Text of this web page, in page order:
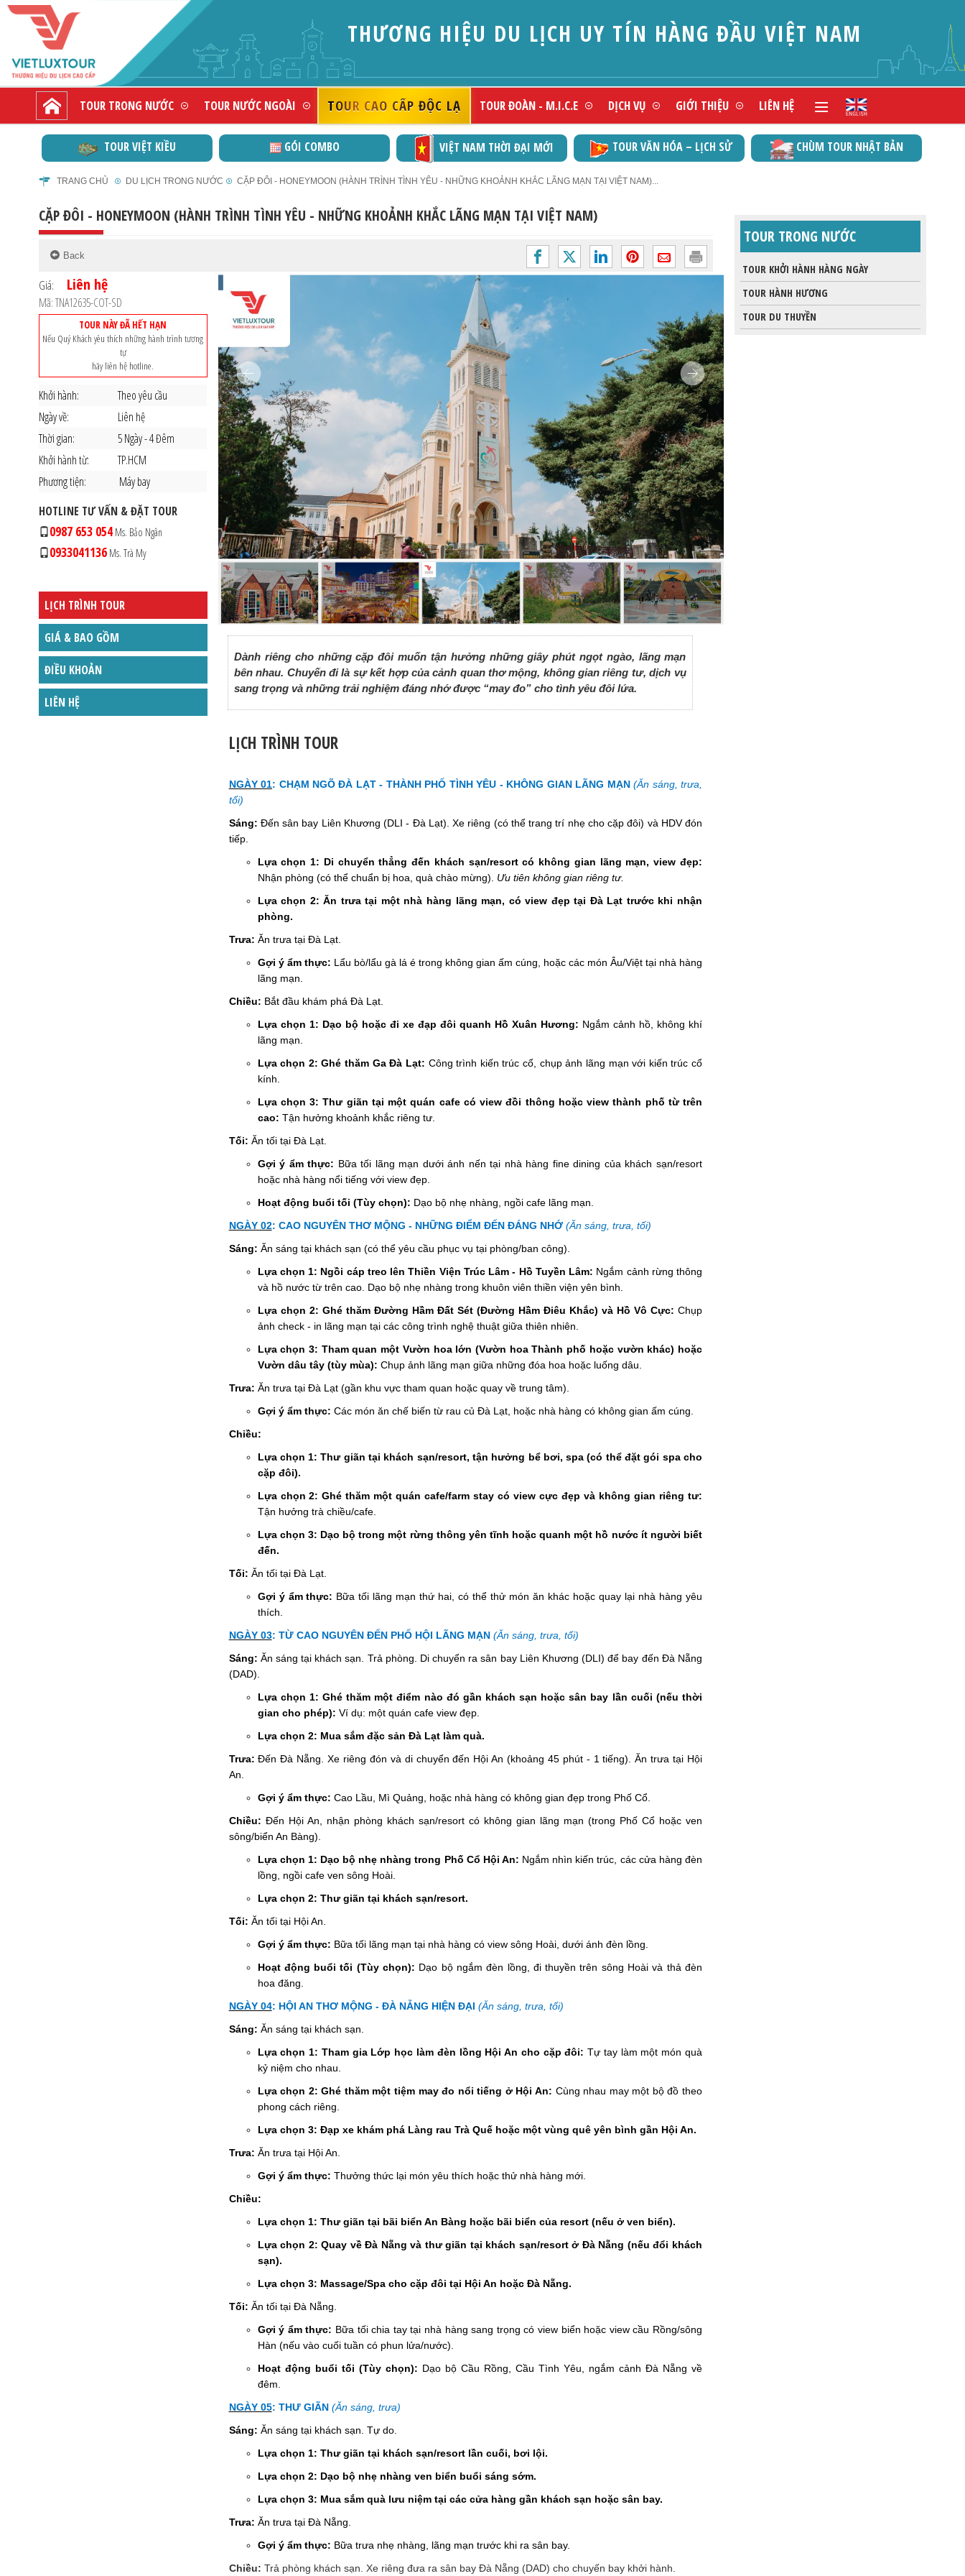
THƯƠNG HIỆU DU LỊCH UY TÍN HÀNG ĐẦU VIỆT NAM
TOUR TRONG NƯỚC TOUR NƯỚC NGOÀI TOUR CAO CẤP ĐỘC LẠ TOUR ĐOÀN - M.I.C.E DỊCH VỤ GIỚI THIỆU LIÊN HỆ
TOUR VIỆT KIỀU GÓI COMBO VIỆT NAM THỜI ĐẠI MỚI TOUR VĂN HÓA – LỊCH SỬ CHÙM TOUR NHẬT BẢN
TRANG CHỦ DU LỊCH TRONG NƯỚC CẶP ĐÔI - HONEYMOON (HÀNH TRÌNH TÌNH YÊU - NHỮNG KHOẢNH KHẮC LÃNG MẠN TẠI VIỆT NAM)...
CẶP ĐÔI - HONEYMOON (HÀNH TRÌNH TÌNH YÊU - NHỮNG KHOẢNH KHẮC LÃNG MẠN TẠI VIỆT NAM)
Giá: Liên hệ
Mã: TNA12635-COT-SD
TOUR NÀY ĐÃ HẾT HẠN
Nếu Quý Khách yêu thích những hành trình tương
tự
hãy liên hệ hotline.
Khởi hành:
Theo yêu cầu
Ngày về:
Liên hệ
Thời gian:
5 Ngày - 4 Đêm
Khởi hành từ:
TP.HCM
Phương tiện:
Máy bay
HOTLINE TƯ VẤN & ĐẶT TOUR
0987 653 054Ms. Bảo Ngân
0933041136Ms. Trà My
LỊCH TRÌNH TOUR
GIÁ & BAO GỒM
ĐIỀU KHOẢN
LIÊN HỆ
Dành riêng cho những cặp đôi muốn tận hưởng những giây phút ngọt ngào, lãng mạn
bên nhau. Chuyến đi là sự kết hợp của cảnh quan thơ mộng, không gian riêng tư, dịch vụ
sang trọng và những trải nghiệm đáng nhớ được “may đo” cho tình yêu đôi lứa.
LỊCH TRÌNH TOUR
NGÀY 01: CHẠM NGÕ ĐÀ LẠT - THÀNH PHỐ TÌNH YÊU - KHÔNG GIAN LÃNG MẠN (Ăn sáng, trưa,
tối)
Sáng: Đến sân bay Liên Khương (DLI - Đà Lạt). Xe riêng (có thể trang trí nhẹ cho cặp đôi) và HDV đón
tiếp.
Lựa chọn 1: Di chuyển thẳng đến khách sạn/resort có không gian lãng mạn, view đẹp:
Nhận phòng (có thể chuẩn bị hoa, quà chào mừng). Ưu tiên không gian riêng tư.
Lựa chọn 2: Ăn trưa tại một nhà hàng lãng mạn, có view đẹp tại Đà Lạt trước khi nhận
phòng.
Trưa: Ăn trưa tại Đà Lạt.
Gợi ý ẩm thực: Lẩu bò/lẩu gà lá é trong không gian ấm cúng, hoặc các món Âu/Việt tại nhà hàng
lãng mạn.
Chiều: Bắt đầu khám phá Đà Lạt.
Lựa chọn 1: Dạo bộ hoặc đi xe đạp đôi quanh Hồ Xuân Hương: Ngắm cảnh hồ, không khí
lãng mạn.
Lựa chọn 2: Ghé thăm Ga Đà Lạt: Công trình kiến trúc cổ, chụp ảnh lãng mạn với kiến trúc cổ
kính.
Lựa chọn 3: Thư giãn tại một quán cafe có view đồi thông hoặc view thành phố từ trên
cao: Tận hưởng khoảnh khắc riêng tư.
Tối: Ăn tối tại Đà Lạt.
Gợi ý ẩm thực: Bữa tối lãng mạn dưới ánh nến tại nhà hàng fine dining của khách sạn/resort
hoặc nhà hàng nổi tiếng với view đẹp.
Hoạt động buổi tối (Tùy chọn): Dạo bộ nhẹ nhàng, ngồi cafe lãng mạn.
NGÀY 02: CAO NGUYÊN THƠ MỘNG - NHỮNG ĐIỂM ĐẾN ĐÁNG NHỚ (Ăn sáng, trưa, tối)
Sáng: Ăn sáng tại khách sạn (có thể yêu cầu phục vụ tại phòng/ban công).
Lựa chọn 1: Ngồi cáp treo lên Thiền Viện Trúc Lâm - Hồ Tuyền Lâm: Ngắm cảnh rừng thông
và hồ nước từ trên cao. Dạo bộ nhẹ nhàng trong khuôn viên thiền viện yên bình.
Lựa chọn 2: Ghé thăm Đường Hầm Đất Sét (Đường Hầm Điêu Khắc) và Hồ Vô Cực: Chụp
ảnh check - in lãng mạn tại các công trình nghệ thuật giữa thiên nhiên.
Lựa chọn 3: Tham quan một Vườn hoa lớn (Vườn hoa Thành phố hoặc vườn khác) hoặc
Vườn dâu tây (tùy mùa): Chụp ảnh lãng mạn giữa những đóa hoa hoặc luống dâu.
Trưa: Ăn trưa tại Đà Lạt (gần khu vực tham quan hoặc quay về trung tâm).
Gợi ý ẩm thực: Các món ăn chế biến từ rau củ Đà Lạt, hoặc nhà hàng có không gian ấm cúng.
Chiều:
Lựa chọn 1: Thư giãn tại khách sạn/resort, tận hưởng bể bơi, spa (có thể đặt gói spa cho
cặp đôi).
Lựa chọn 2: Ghé thăm một quán cafe/farm stay có view cực đẹp và không gian riêng tư:
Tận hưởng trà chiều/cafe.
Lựa chọn 3: Dạo bộ trong một rừng thông yên tĩnh hoặc quanh một hồ nước ít người biết
đến.
Tối: Ăn tối tại Đà Lạt.
Gợi ý ẩm thực: Bữa tối lãng mạn thứ hai, có thể thử món ăn khác hoặc quay lại nhà hàng yêu
thích.
NGÀY 03: TỪ CAO NGUYÊN ĐẾN PHỐ HỘI LÃNG MẠN (Ăn sáng, trưa, tối)
Sáng: Ăn sáng tại khách sạn. Trả phòng. Di chuyển ra sân bay Liên Khương (DLI) để bay đến Đà Nẵng
(DAD).
Lựa chọn 1: Ghé thăm một điểm nào đó gần khách sạn hoặc sân bay lần cuối (nếu thời
gian cho phép): Ví dụ: một quán cafe view đẹp.
Lựa chọn 2: Mua sắm đặc sản Đà Lạt làm quà.
Trưa: Đến Đà Nẵng. Xe riêng đón và di chuyển đến Hội An (khoảng 45 phút - 1 tiếng). Ăn trưa tại Hội
An.
Gợi ý ẩm thực: Cao Lầu, Mì Quảng, hoặc nhà hàng có không gian đẹp trong Phố Cổ.
Chiều: Đến Hội An, nhận phòng khách sạn/resort có không gian lãng mạn (trong Phố Cổ hoặc ven
sông/biển An Bàng).
Lựa chọn 1: Dạo bộ nhẹ nhàng trong Phố Cổ Hội An: Ngắm nhìn kiến trúc, các cửa hàng đèn
lồng, ngồi cafe ven sông Hoài.
Lựa chọn 2: Thư giãn tại khách sạn/resort.
Tối: Ăn tối tại Hội An.
Gợi ý ẩm thực: Bữa tối lãng mạn tại nhà hàng có view sông Hoài, dưới ánh đèn lồng.
Hoạt động buổi tối (Tùy chọn): Dạo bộ ngắm đèn lồng, đi thuyền trên sông Hoài và thả đèn
hoa đăng.
NGÀY 04: HỘI AN THƠ MỘNG - ĐÀ NẴNG HIỆN ĐẠI (Ăn sáng, trưa, tối)
Sáng: Ăn sáng tại khách sạn.
Lựa chọn 1: Tham gia Lớp học làm đèn lồng Hội An cho cặp đôi: Tự tay làm một món quà
kỷ niệm cho nhau.
Lựa chọn 2: Ghé thăm một tiệm may đo nổi tiếng ở Hội An: Cùng nhau may một bộ đồ theo
phong cách riêng.
Lựa chọn 3: Đạp xe khám phá Làng rau Trà Quế hoặc một vùng quê yên bình gần Hội An.
Trưa: Ăn trưa tại Hội An.
Gợi ý ẩm thực: Thưởng thức lại món yêu thích hoặc thử nhà hàng mới.
Chiều:
Lựa chọn 1: Thư giãn tại bãi biển An Bàng hoặc bãi biển của resort (nếu ở ven biển).
Lựa chọn 2: Quay về Đà Nẵng và thư giãn tại khách sạn/resort ở Đà Nẵng (nếu đổi khách
sạn).
Lựa chọn 3: Massage/Spa cho cặp đôi tại Hội An hoặc Đà Nẵng.
Tối: Ăn tối tại Đà Nẵng.
Gợi ý ẩm thực: Bữa tối chia tay tại nhà hàng sang trọng có view biển hoặc view cầu Rồng/sông
Hàn (nếu vào cuối tuần có phun lửa/nước).
Hoạt động buổi tối (Tùy chọn): Dạo bộ Cầu Rồng, Cầu Tình Yêu, ngắm cảnh Đà Nẵng về
đêm.
NGÀY 05: THƯ GIÃN (Ăn sáng, trưa)
Sáng: Ăn sáng tại khách sạn. Tự do.
Lựa chọn 1: Thư giãn tại khách sạn/resort lần cuối, bơi lội.
Lựa chọn 2: Dạo bộ nhẹ nhàng ven biển buổi sáng sớm.
Lựa chọn 3: Mua sắm quà lưu niệm tại các cửa hàng gần khách sạn hoặc sân bay.
Trưa: Ăn trưa tại Đà Nẵng.
Gợi ý ẩm thực: Bữa trưa nhẹ nhàng, lãng mạn trước khi ra sân bay.
Chiều: Trả phòng khách sạn. Xe riêng đưa ra sân bay Đà Nẵng (DAD) cho chuyến bay khởi hành.
TOUR TRONG NƯỚC
TOUR KHỞI HÀNH HÀNG NGÀY
TOUR HÀNH HƯƠNG
TOUR DU THUYỀN